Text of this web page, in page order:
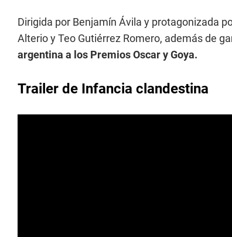
Dirigida por Benjamín Ávila y protagonizada
Alterio y Teo Gutiérrez Romero, además de
argentina a los Premios Oscar y Goya.
Trailer de Infancia clandestina